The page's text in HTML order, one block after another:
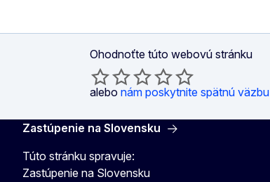
Ohodnoťte túto webovú stránku
alebo nám poskytnite spätnú väzbu
Zastúpenie na Slovensku
Túto stránku spravuje:
Zastúpenie na Slovensku